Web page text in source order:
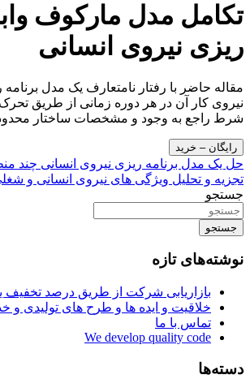
تکامل مدل مارکوف
ریزی نیروی انسانی
مقاله حاضر با رفتار نامتعارف یک مدل
نیروی کار آن در هر دوره زمانی از طریق
شرط راجع به وجود و مشخصات ساختار
رایگان – خرید
راهبری
نوشته
حل یک مدل برنامه ریزی نیروی انسانی چند
تجزیه و تحلیل ویژگی های نیروی انسانی و شغلی
جستجو
جستجو
نوشته‌های تازه
بازاریابی شرکت از طریق درصد
خلاقیت و ایده ها و طرح های تولیدی
تماس با ما
We develop quality code
دسته‌ها